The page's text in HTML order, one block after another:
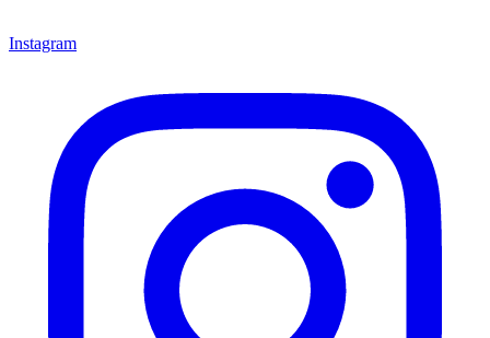
Instagram